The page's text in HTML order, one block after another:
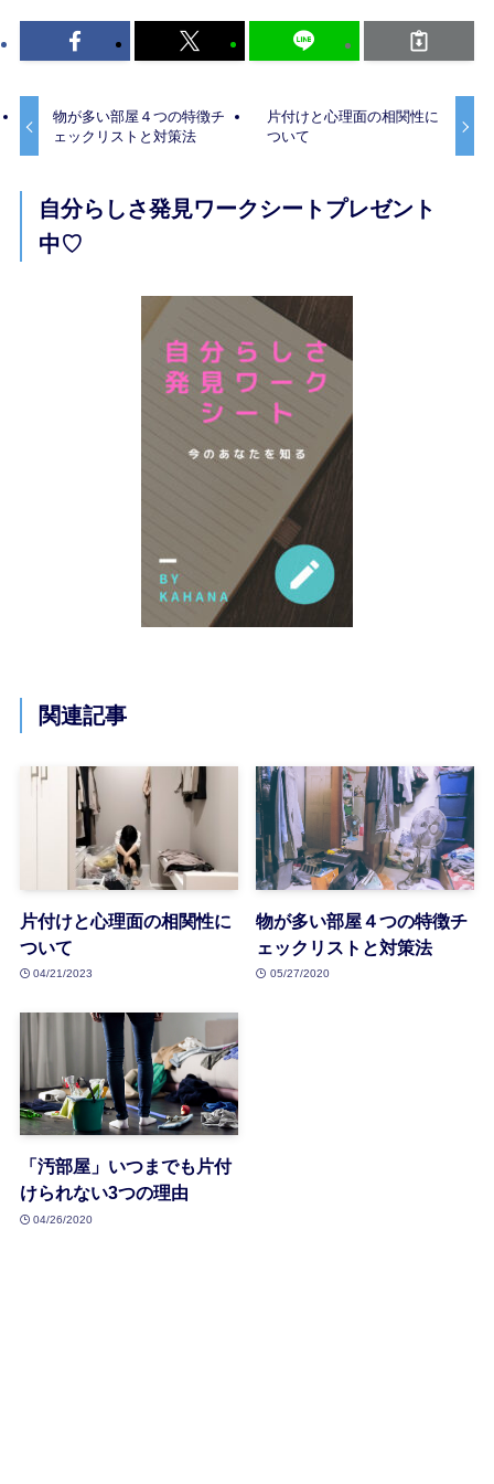
物が多い部屋４つの特徴チ
ェックリストと対策法
片付けと心理面の相関性に
ついて
自分らしさ発見ワークシートプレゼント
中♡
関連記事
片付けと心理面の相関性に
ついて
04/21/2023
物が多い部屋４つの特徴チ
ェックリストと対策法
05/27/2020
「汚部屋」いつまでも片付
けられない3つの理由
04/26/2020